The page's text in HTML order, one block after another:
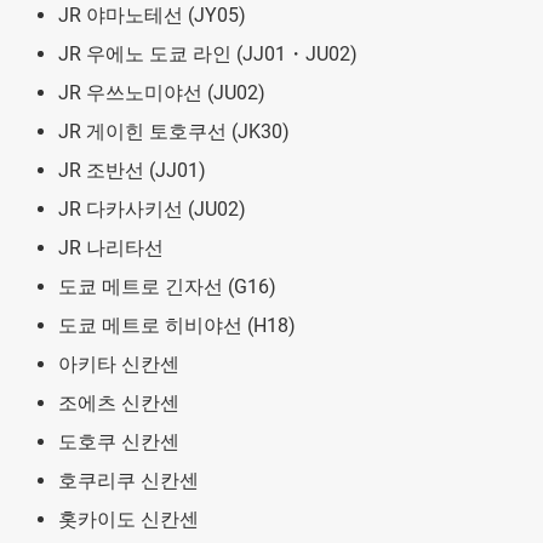
JR 야마노테선 (JY05)
JR 우에노 도쿄 라인 (JJ01・JU02)
JR 우쓰노미야선 (JU02)
JR 게이힌 토호쿠선 (JK30)
JR 조반선 (JJ01)
JR 다카사키선 (JU02)
JR 나리타선
도쿄 메트로 긴자선 (G16)
도쿄 메트로 히비야선 (H18)
아키타 신칸센
조에츠 신칸센
도호쿠 신칸센
호쿠리쿠 신칸센
홋카이도 신칸센